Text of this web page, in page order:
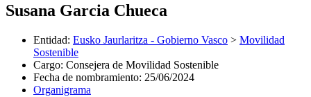
Susana Garcia Chueca
Entidad: Eusko Jaurlaritza - Gobierno Vasco > Movilidad
Sostenible
Cargo: Consejera de Movilidad Sostenible
Fecha de nombramiento: 25/06/2024
Organigrama